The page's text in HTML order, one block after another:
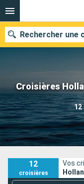
Croisières
12
Rechercher une
Nos destinations
Mois de départ
Ports
12
croisières
Vos